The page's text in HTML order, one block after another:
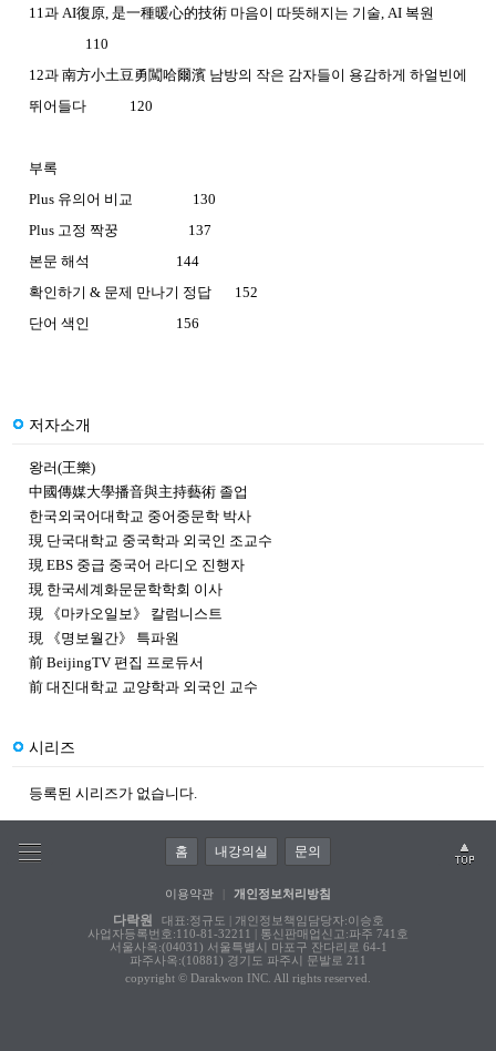
11과 AI復原, 是一種暖心的技術 마음이 따뜻해지는 기술, AI 복원
110
12과 南方小土豆勇闖哈爾濱 남방의 작은 감자들이 용감하게 하얼빈에
뛰어들다 120
부록
Plus 유의어 비교 130
Plus 고정 짝꿍 137
본문 해석 144
확인하기 & 문제 만나기 정답 152
단어 색인 156
저자소개
왕러(王樂)
中國傳媒大學播音與主持藝術 졸업
한국외국어대학교 중어중문학 박사
現 단국대학교 중국학과 외국인 조교수
現 EBS 중급 중국어 라디오 진행자
現 한국세계화문문학학회 이사
現 《마카오일보》 칼럼니스트
現 《명보월간》 특파원
前 BeijingTV 편집 프로듀서
前 대진대학교 교양학과 외국인 교수
시리즈
등록된 시리즈가 없습니다.
홈 내강의실 문의
이용약관 개인정보처리방침
다락원
대표:정규도 | 개인정보책임담당자:이승호
사업자등록번호:110-81-32211 | 통신판매업신고:파주 741호
서울사옥:(04031) 서울특별시 마포구 잔다리로 64-1
파주사옥:(10881) 경기도 파주시 문발로 211
copyright © Darakwon INC. All rights reserved.